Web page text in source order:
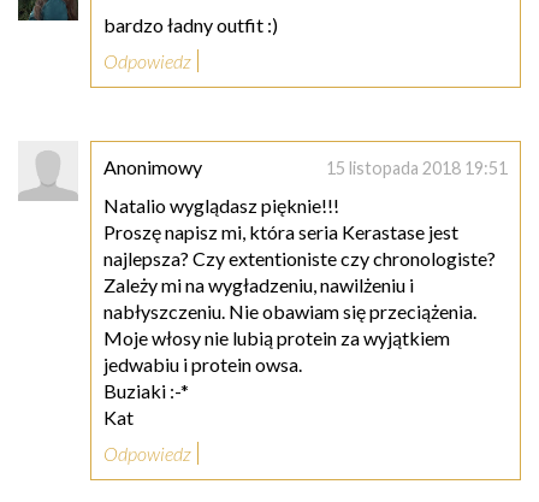
bardzo ładny outfit :)
Odpowiedz
Anonimowy 15 listopada 2018 19:51
Natalio wyglądasz pięknie!!!
Proszę napisz mi, która seria Kerastase jest
najlepsza? Czy extentioniste czy chronologiste?
Zależy mi na wygładzeniu, nawilżeniu i
nabłyszczeniu. Nie obawiam się przeciążenia.
Moje włosy nie lubią protein za wyjątkiem
jedwabiu i protein owsa.
Buziaki :-*
Kat
Odpowiedz